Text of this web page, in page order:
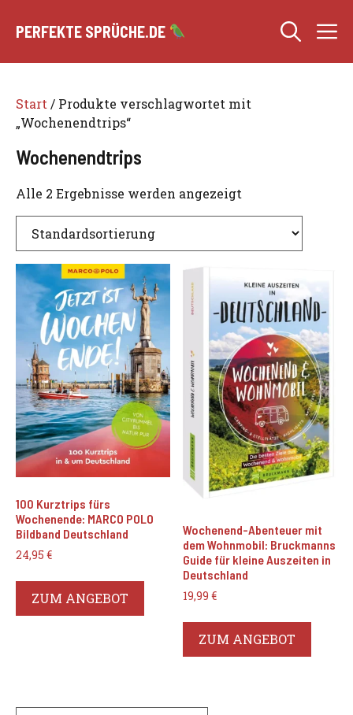
Inhalt
PERFEKTE SPRÜCHE.DE
Start / Produkte verschlagwortet mit
„Wochenendtrips“
Wochenendtrips
Alle 2 Ergebnisse werden angezeigt
100 Kurztrips fürs
Wochenende: MARCO POLO
Bildband Deutschland
24,95 €
ZUM ANGEBOT
Wochenend-Abenteuer mit
dem Wohnmobil: Bruckmanns
Guide für kleine Auszeiten in
Deutschland
19,99€
ZUM ANGEBOT